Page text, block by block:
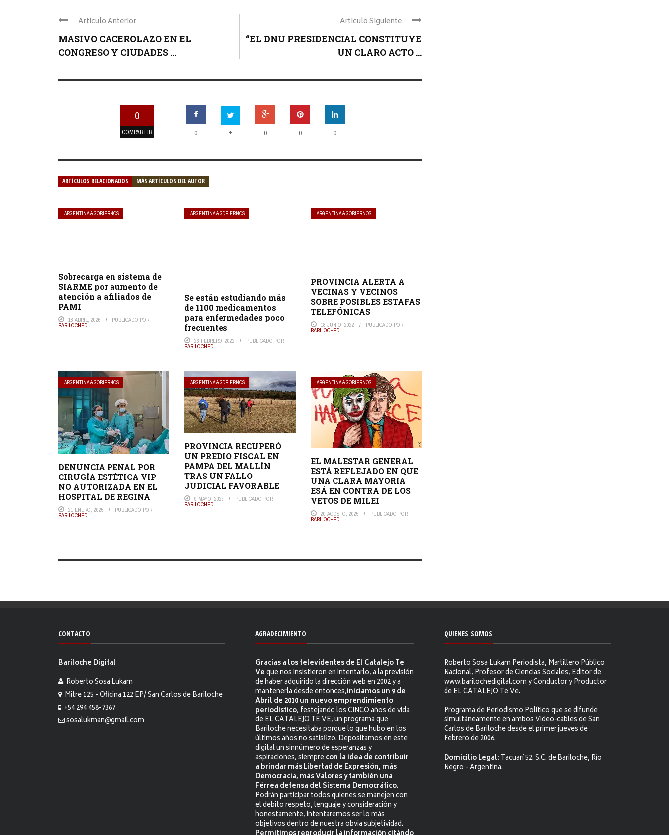
Articulo Anterior
MASIVO CACEROLAZO EN EL
CONGRESO Y CIUDADES ...
Articulo Siguiente
“EL DNU PRESIDENCIAL CONSTITUYE
UN CLARO ACTO ...
0
COMPARTIR 0 + 0 0 0
ARTÍCULOS RELACIONADOS MÁS ARTÍCULOS DEL AUTOR
ARGENTINA & GOBIERNOS
Sobrecarga en sistema de
SIARME por aumento de
atención a afiliados de
PAMI
18 ABRIL, 2026 PUBLICADO POR
BARILOCHED
ARGENTINA & GOBIERNOS
Se están estudiando más
de 1100 medicamentos
para enfermedades poco
frecuentes
26 FEBRERO, 2022 PUBLICADO POR
BARILOCHED
ARGENTINA & GOBIERNOS
PROVINCIA ALERTA A
VECINAS Y VECINOS
SOBRE POSIBLES ESTAFAS
TELEFÓNICAS
18 JUNIO, 2022 PUBLICADO POR
BARILOCHED
ARGENTINA & GOBIERNOS
DENUNCIA PENAL POR
CIRUGÍA ESTÉTICA VIP
NO AUTORIZADA EN EL
HOSPITAL DE REGINA
21 ENERO, 2025 PUBLICADO POR
BARILOCHED
ARGENTINA & GOBIERNOS
PROVINCIA RECUPERÓ
UN PREDIO FISCAL EN
PAMPA DEL MALLÍN
TRAS UN FALLO
JUDICIAL FAVORABLE
9 MAYO, 2025 PUBLICADO POR
BARILOCHED
ARGENTINA & GOBIERNOS
EL MALESTAR GENERAL
ESTÁ REFLEJADO EN QUE
UNA CLARA MAYORÍA
ESÁ EN CONTRA DE LOS
VETOS DE MILEI
20 AGOSTO, 2025 PUBLICADO POR
BARILOCHED
CONTACTO
Bariloche Digital
Roberto Sosa Lukam
Mitre 125 - Oficina 122 EP/ San Carlos de Bariloche
+54 294 458-7367
sosalukman@gmail.com
AGRADECIMIENTO
Gracias a los televidentes de El Catalejo Te
Veque nos insistieron en intentarlo, a la previsión
de haber adquirido la dirección web en 2002 y a
mantenerla desde entonces,iniciamos un 9 de
Abril de 2010 un nuevo emprendimiento
periodístico, festejando los CINCO años de vida
de EL CATALEJO TE VE, un programa que
Bariloche necesitaba porque lo que hubo en los
últimos años no satisfizo. Depositamos en este
digital un sinnúmero de esperanzas y
aspiraciones, siemprecon la idea de contribuir
a brindar más Libertad de Expresión, más
Democracia, más Valores y también una
Férrea defensa del Sistema Democrático.
Podrán participar todos quienes se manejen con
el debito respeto, lenguaje y consideración y
honestamente, intentaremos ser lo más
objetivos dentro de nuestra obvia subjetividad.
QUIENES SOMOS
Roberto Sosa Lukam Periodista, Martillero Público
Nacional, Profesor de Ciencias Sociales, Editor de
www.barilochedigital.com y Conductor y Productor
de EL CATALEJO Te Ve.
Programa de Periodismo Político que se difunde
simultáneamente en ambos Video-cables de San
Carlos de Bariloche desde el primer jueves de
Febrero de 2006.
Domicilio Legal: Tacuarí 52. S.C. de Bariloche, Río
Negro - Argentina.